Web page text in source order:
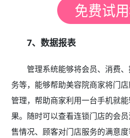
7、数据报表
管理系统能够将会员、消费
务等，能够帮助美容院商家将门
管理，帮助商家利用一台手机就
果。随时可以查看连锁门店的会
售情况、顾客对门店服务的满意